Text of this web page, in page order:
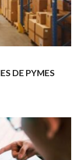
DE PYMES